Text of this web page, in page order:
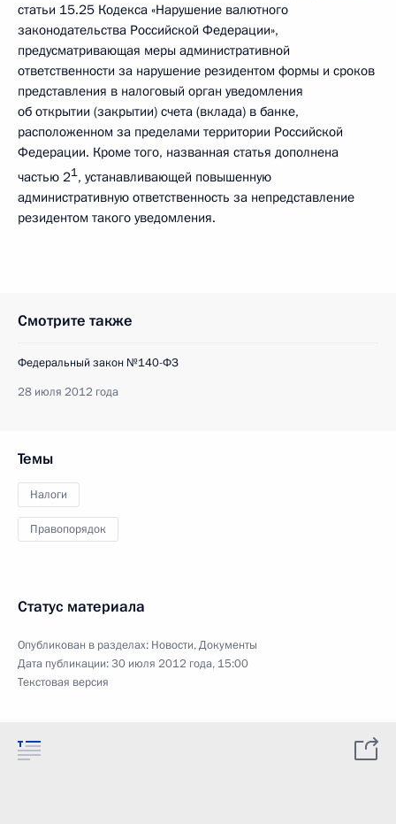
статьи 15.25 Кодекса «Нарушение валютного
законодательства Российской Федерации»,
предусматривающая меры административной
ответственности за нарушение резидентом формы и сроков
представления в налоговый орган уведомления
об открытии (закрытии) счета (вклада) в банке,
расположенном за пределами территории Российской
Федерации. Кроме того, названная статья дополнена
частью 21, устанавливающей повышенную
административную ответственность за непредставление
резидентом такого уведомления.
Смотрите также
Федеральный закон №140-ФЗ
28 июля 2012 года
Темы
Налоги
Правопорядок
Статус материала
Опубликован в разделах: Новости,Документы
Дата публикации:30 июля 2012 года, 15:00
Текстовая версия